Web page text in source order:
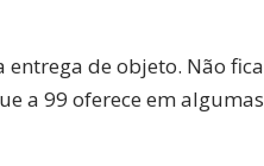
de objeto. Não fica
a 99 oferece em algumas